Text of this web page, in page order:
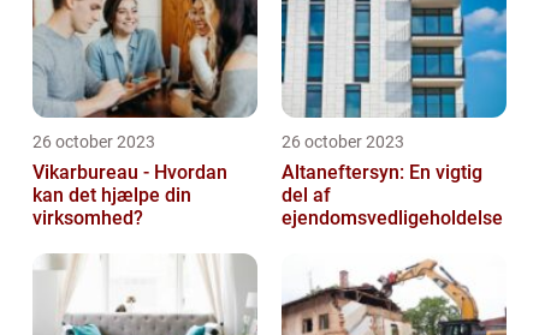
26 october 2023
Vikarbureau - Hvordan
kan det hjælpe din
virksomhed?
26 october 2023
Altaneftersyn: En vigtig
del af
ejendomsvedligeholdelse